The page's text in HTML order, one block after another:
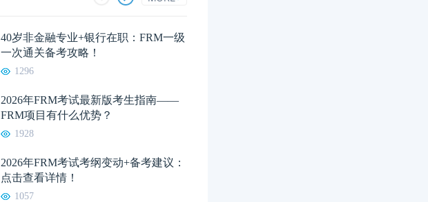
40岁非金融专业+银行在职：FRM一级
一次通关备考攻略！
1296
2026年FRM考试最新版考生指南——
FRM项目有什么优势？
1928
2026年FRM考试考纲变动+备考建议：
点击查看详情！
1057